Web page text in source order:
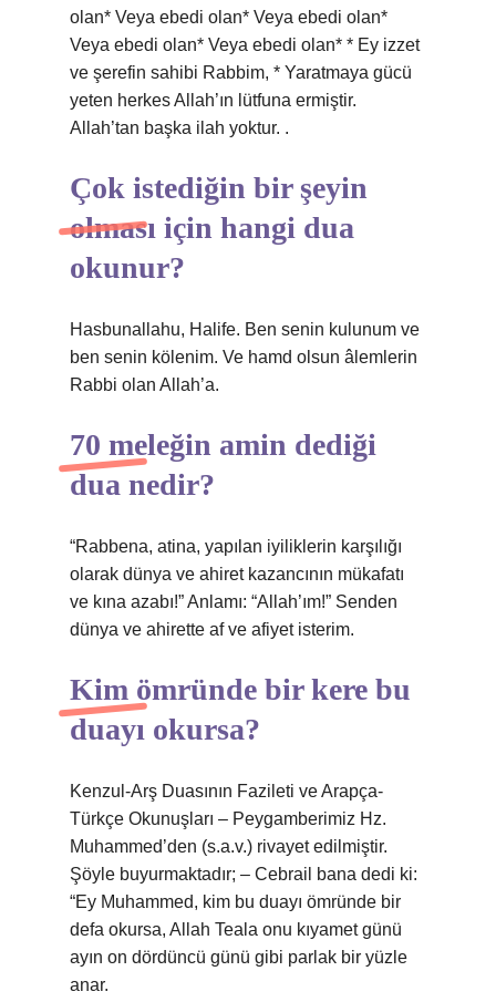
olan* Veya ebedi olan* Veya ebedi olan*
Veya ebedi olan* Veya ebedi olan* * Ey izzet
ve şerefin sahibi Rabbim, * Yaratmaya gücü
yeten herkes Allah’ın lütfuna ermiştir.
Allah’tan başka ilah yoktur. .
Çok istediğin bir şeyin
olması için hangi dua
okunur?
Hasbunallahu, Halife. Ben senin kulunum ve
ben senin kölenim. Ve hamd olsun âlemlerin
Rabbi olan Allah’a.
70 meleğin amin dediği
dua nedir?
“Rabbena, atina, yapılan iyiliklerin karşılığı
olarak dünya ve ahiret kazancının mükafatı
ve kına azabı!” Anlamı: “Allah’ım!” Senden
dünya ve ahirette af ve afiyet isterim.
Kim ömründe bir kere bu
duayı okursa?
Kenzul-Arş Duasının Fazileti ve Arapça-
Türkçe Okunuşları – Peygamberimiz Hz.
Muhammed’den (s.a.v.) rivayet edilmiştir.
Şöyle buyurmaktadır; – Cebrail bana dedi ki:
“Ey Muhammed, kim bu duayı ömründe bir
defa okursa, Allah Teala onu kıyamet günü
ayın on dördüncü günü gibi parlak bir yüzle
anar.